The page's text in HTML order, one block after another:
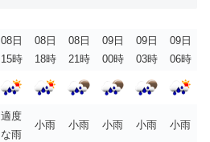
08日
15時
08日
18時
08日
21時
09日
00時
09日
03時
09日
06時
適度
な雨
小雨 小雨 小雨 小雨 小雨